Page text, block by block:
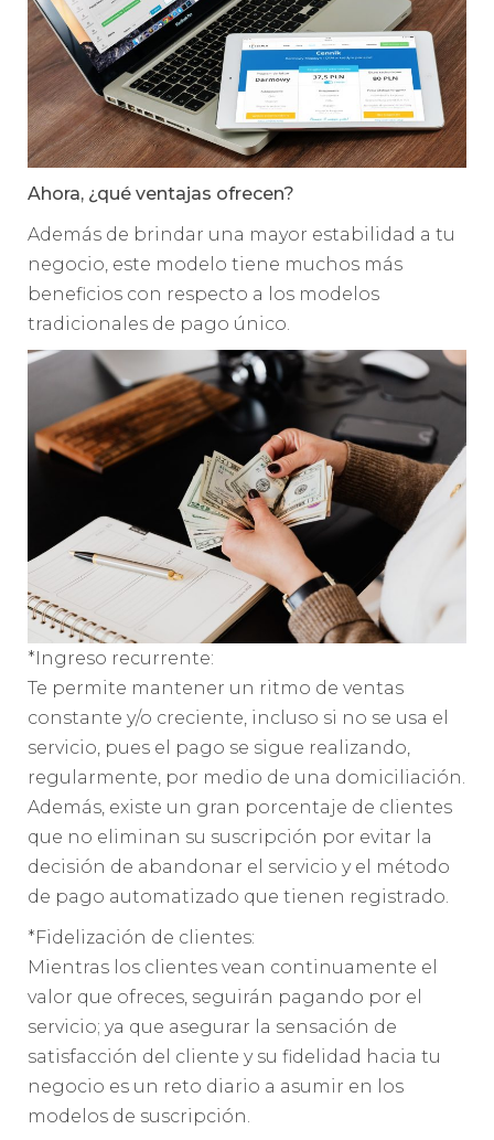
Ahora, ¿qué ventajas ofrecen?
Además de brindar una mayor estabilidad a tu
negocio, este modelo tiene muchos más
beneficios con respecto a los modelos
tradicionales de pago único.
*Ingreso recurrente:
Te permite mantener un ritmo de ventas
constante y/o creciente, incluso si no se usa el
servicio, pues el pago se sigue realizando,
regularmente, por medio de una domiciliación.
Además, existe un gran porcentaje de clientes
que no eliminan su suscripción por evitar la
decisión de abandonar el servicio y el método
de pago automatizado que tienen registrado.
*Fidelización de clientes:
Mientras los clientes vean continuamente el
valor que ofreces, seguirán pagando por el
servicio; ya que asegurar la sensación de
satisfacción del cliente y su fidelidad hacia tu
negocio es un reto diario a asumir en los
modelos de suscripción.